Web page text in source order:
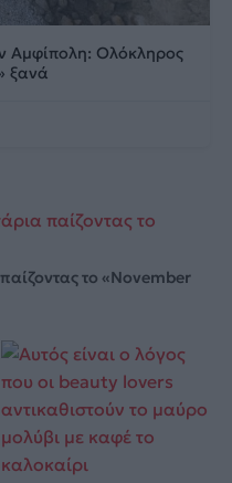
Αμφίπολη: Ολόκληρος
ξανά
το «November